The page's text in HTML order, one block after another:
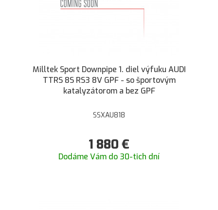
Milltek Sport Downpipe 1. diel výfuku AUDI
TTRS 8S RS3 8V GPF - so športovým
katalyzátorom a bez GPF
SSXAU818
1 880 €
Dodáme Vám do 30-tich dní